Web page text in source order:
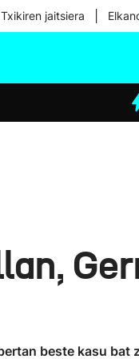
jaitsiera
Eguraldia
beste kasu bat